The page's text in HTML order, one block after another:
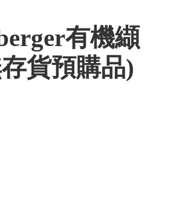
有機纈
貨預購品)